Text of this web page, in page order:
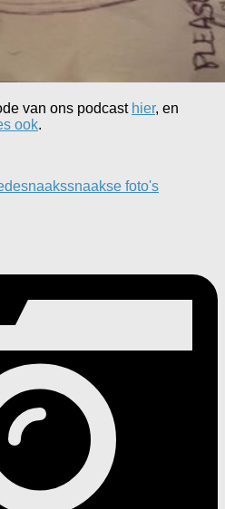
van ons podcast hier, en
ook.
snaakssnaakse foto's